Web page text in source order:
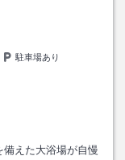
駐車場あり
えた大浴場が自慢